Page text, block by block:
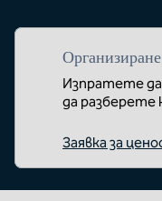
Изпратете
да разберете
Заявка за